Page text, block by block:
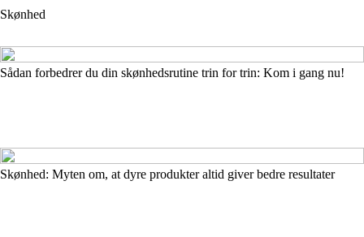
Skønhed
Sådan forbedrer du din skønhedsrutine trin for trin: Kom i gang nu!
Skønhed: Myten om, at dyre produkter altid giver bedre resultater